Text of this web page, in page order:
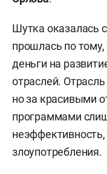
Шутка оказалась
прошлась по тому,
деньги на
отраслей.
но за красивыми
программами
злоупотребления.